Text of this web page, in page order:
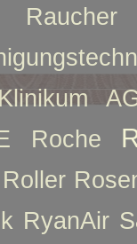
Raucher
Roche
Roller
RyanAir